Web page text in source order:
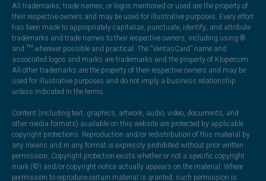
All trademarks, trade names, or logos mentioned or used are the property of
their respective owners and may be used for illustrative purposes. Every effort
has been made to appropriately capitalize, punctuate, identify, and attribute
trademarks and trade names to their respective owners, including using ®
and ™ wherever possible and practical. The “VeritasCard” name and
associated logos and marks are trademarks and the property of Klopercom.
All other trademarks are the property of their respective owners and may be
used for illustrative purposes and do not imply a business relationship
unless indicated in the terms.
Content (including text, graphics, artwork, audio, video, documents, and
other media formats) available on this website are protected by applicable
copyright protections. Reproduction and/or redistribution of this material by
any means and in any format is expressly prohibited without prior written
permission. Copyright protection exists whether or not a specific copyright
mark (©) and/or copyright notice actually appears on the material. Where
permission to reproduce certain material is granted, such permission is